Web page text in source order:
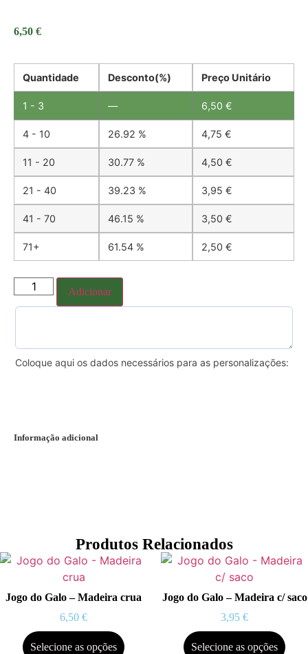
6,50 €
Quantidade Desconto(%) Preço Unitário
1 - 3 — 6,50 €
4 - 10 26.92 % 4,75 €
11 - 20 30.77 % 4,50 €
21 - 40 39.23 % 3,95 €
41 - 70 46.15 % 3,50 €
71+ 61.54 % 2,50 €
Adicionar
Coloque aqui os dados necessários para as personalizações:
Informação adicional
Produtos Relacionados
Jogo do Galo – Madeira crua
6,50 €
Selecione as opções
Jogo do Galo – Madeira c/ saco
3,95 €
Selecione as opções